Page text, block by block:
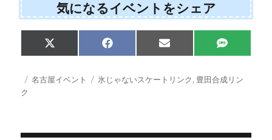
気になるイベントをシェア
Share
on
X
(
w
i
)
Share
on
F
a
e
b
Share
on
E
m
i
Share
on
S
M
投
稿
カ
名古屋イベント
タ
氷じゃないスケートリンク, 豊田合成リン
ク